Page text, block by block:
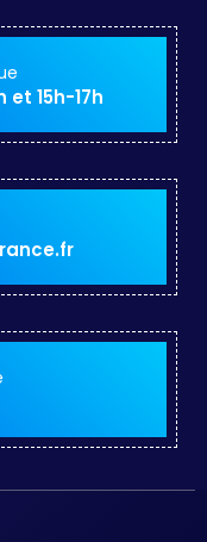
et 15h-17h